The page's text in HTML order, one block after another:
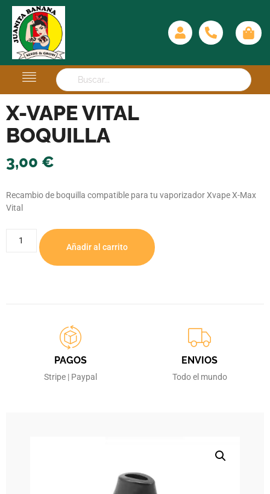
X-VAPE VITAL
BOQUILLA
3,00 €
Recambio de boquilla compatible para tu vaporizador Xvape X-Max
Vital
Añadir al carrito
PAGOS
Stripe | Paypal
ENVIOS
Todo el mundo